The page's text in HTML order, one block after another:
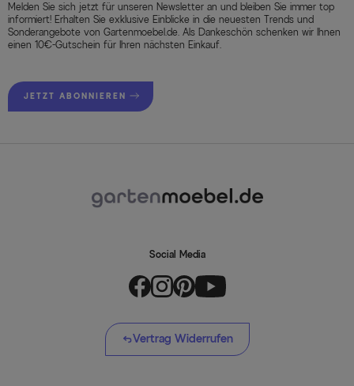
Melden Sie sich jetzt für unseren Newsletter an und bleiben Sie immer top
informiert! Erhalten Sie exklusive Einblicke in die neuesten Trends und
Sonderangebote von Gartenmoebel.de. Als Dankeschön schenken wir Ihnen
einen 10€-Gutschein für Ihren nächsten Einkauf.
JETZT ABONNIEREN
Social Media
Vertrag Widerrufen